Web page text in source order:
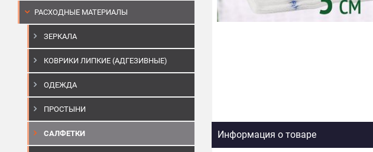
РАСХОДНЫЕ МАТЕРИАЛЫ
ЗЕРКАЛА
КОВРИКИ ЛИПКИЕ (АДГЕЗИВНЫЕ)
ОДЕЖДА
ПРОСТЫНИ
САЛФЕТКИ Информация о товаре